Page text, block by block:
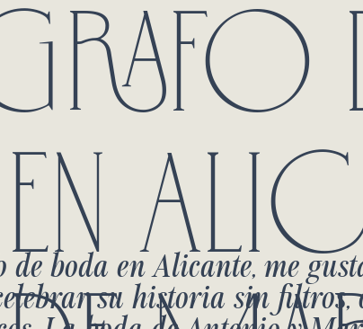
de boda en Alicante, me
su historia sin filtros,